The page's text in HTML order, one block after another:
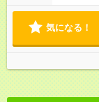
気になる！